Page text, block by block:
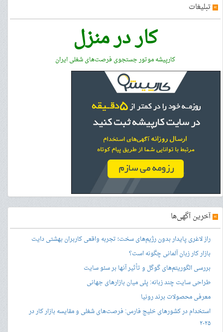
» تبلیغات
کار در منزل
کارپیشه موتور جستجوی فرصت‌های شغلی ایران
»آخرین آگهی‌ها
راز لاغری پایدار بدون رژیم‌های سخت؛ تجربه واقعی کاربران بهشتی دایت
بازار کار زبان آلمانی چگونه است؟
بررسی الگوریتم‌های گوگل و تأثیر آنها بر سئو سایت
طراحی سایت چند زبانه: پلی میان بازارهای جهانی
معرفی محصولات برند رونیا
استخدام در کشورهای خلیج فارس: فرصت‌های شغلی و مقایسه بازار کار در
۲۰۲۵